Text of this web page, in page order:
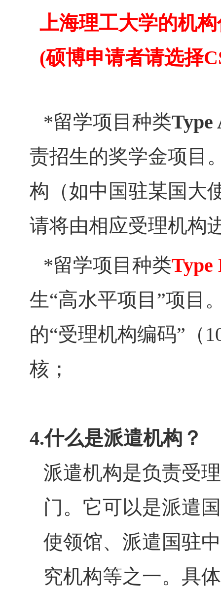
上海理工大学的机
(硕博申请者请选择
*留学项目种类Type
责招生的奖学金项目
构（如中国驻某国大
请将由相应受理机构
*留学项目种类Type
生“高水平项目”项目
的“受理机构编码”（
核；
4.什么是派遣机构？
派遣机构是负责受
门。它可以是派遣
使领馆、派遣国驻
究机构等之一。具